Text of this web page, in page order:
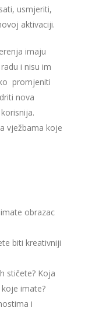
usmjeriti,
aktivaciji.
imaju
i nisu im
promjeniti
nova
vježbama koje
obrazac
biti kreativniji
stičete? Koja
imate?
i